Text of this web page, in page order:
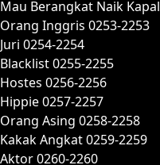
Mau Berangkat Naik
Orang Inggris 0253-2253
Juri 0254-2254
Blacklist 0255-2255
Hostes 0256-2256
Hippie 0257-2257
Orang Asing 0258-2258
Kakak Angkat 0259-2259
Aktor 0260-2260